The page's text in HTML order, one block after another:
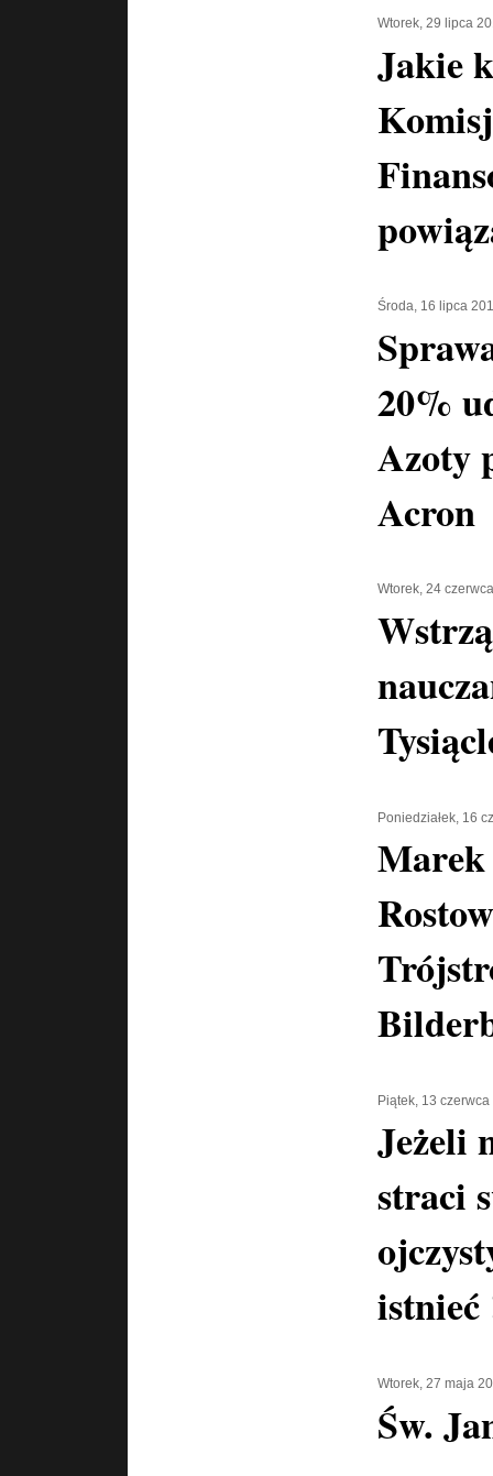
Wtorek, 29 lipca
Jakie
Środa, 16 lipca
20%
Azoty
Acron
Wtorek, 24
Poniedziałek, 16
Piątek, 13
Jeżeli
straci
istnieć
Wtorek, 27 maja
Św.